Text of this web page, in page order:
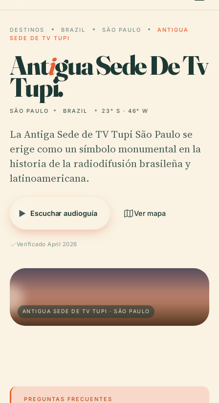
DESTINOS BRAZIL SÃO PAULO
ANTIGUA
SEDE DE TV TUPI
Antigua Sede De Tv
Tupi.
SÃO PAULO BRAZIL 23° S · 46° W
La Antiga Sede de TV Tupi São Paulo se
erige como un símbolo monumental en la
historia de la radiodifusión brasileña y
latinoamericana.
Escuchar audioguía Ver mapa
Verificado April 2026
ANTIGUA SEDE DE TV TUPI · SÃO PAULO
PREGUNTAS FRECUENTES